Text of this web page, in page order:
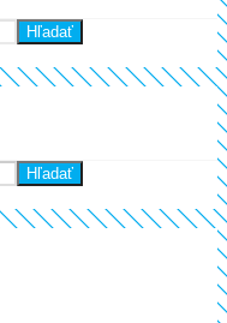
Hľadať
Hľadať